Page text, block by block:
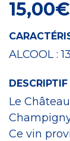
15,00€
ALCOOL :
DESCRIPTIF
Le
Ce vin